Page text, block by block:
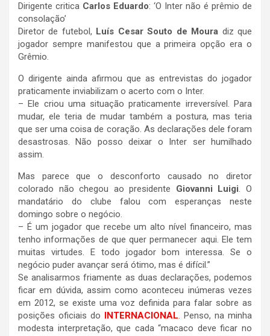
Dirigente critica Carlos Eduardo: ‘O Inter não é prêmio de
consolação’
Diretor de futebol, Luís Cesar Souto de Moura diz que
jogador sempre manifestou que a primeira opção era o
Grêmio.
O dirigente ainda afirmou que as entrevistas do jogador
praticamente inviabilizam o acerto com o Inter.
– Ele criou uma situação praticamente irreversível. Para
mudar, ele teria de mudar também a postura, mas teria
que ser uma coisa de coração. As declarações dele foram
desastrosas. Não posso deixar o Inter ser humilhado
assim.
Mas parece que o desconforto causado no diretor
colorado não chegou ao presidente Giovanni Luigi. O
mandatário do clube falou com esperanças neste
domingo sobre o negócio.
– É um jogador que recebe um alto nível financeiro, mas
tenho informações de que quer permanecer aqui. Ele tem
muitas virtudes. E todo jogador bom interessa. Se o
negócio puder avançar será ótimo, mas é difícil.”
Se analisarmos friamente as duas declarações, podemos
ficar em dúvida, assim como aconteceu inúmeras vezes
em 2012, se existe uma voz definida para falar sobre as
posições oficiais do INTERNACIONAL. Penso, na minha
modesta interpretação, que cada “macaco deve ficar no